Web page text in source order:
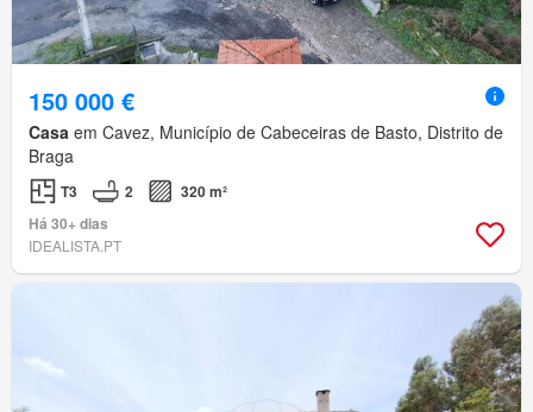
150 000 €
Casa em Cavez, Município de Cabeceiras de Basto, Distrito de
Braga
T3 2
320 m²
Há 30+ dias
IDEALISTA.PT